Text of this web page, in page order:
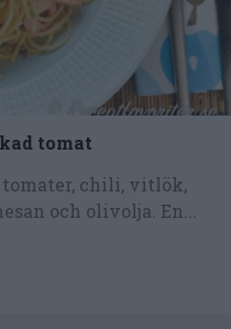
tomat
tomater, chili, vitlök,
och olivolja. En...